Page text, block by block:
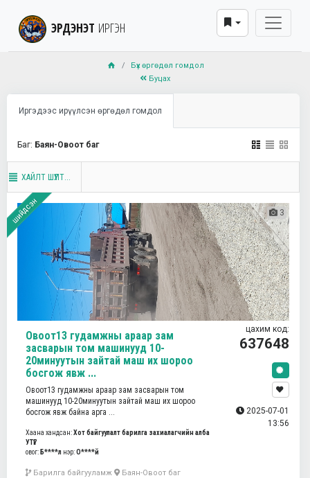
ЭРДЭНЭТ ИРГЭН
Бүх өргөдөл гомдол
Буцах
Иргэдээс ирүүлсэн өргөдөл гомдол
Баг: Баян-Овоот баг
ХАЙЛТ ШҮҮЛТ...
шийдсэн 3
Овоот13 гудамжны араар зам
засварын том машинууд 10-
20минуутын зайтай маш их шороо
босгож явж ...
Овоот13 гудамжны араар зам засварын том
машинууд 10-20минуутын зайтай маш их шороо
босгож явж байна арга ...
Хаана хандсан:Хот байгуулалт барилга захиалагчийн алба
УТҮГ
овог: Б****л нэр:О****й
Барилга байгууламж Баян-Овоот баг
цахим код:
637648
2025-07-01
13:56